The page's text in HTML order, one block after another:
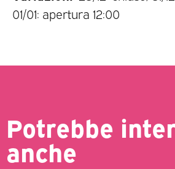
01/01: apertura 12:00
Potrebbe
anche